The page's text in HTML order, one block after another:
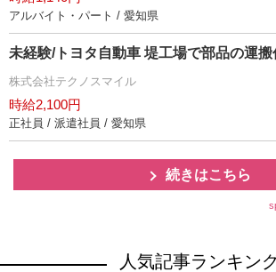
アルバイト・パート / 愛知県
未経験/トヨタ自動車 堤工場で部品の運
株式会社テクノスマイル
時給2,100円
正社員 / 派遣社員 / 愛知県
続きはこちら
人気記事ランキン